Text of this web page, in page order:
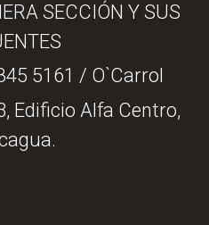
SECCIÓN Y SUS
5161 / O`Carrol
Edificio Alfa Centro,